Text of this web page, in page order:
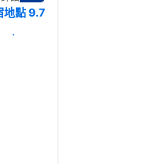
地點9.7
擇日期